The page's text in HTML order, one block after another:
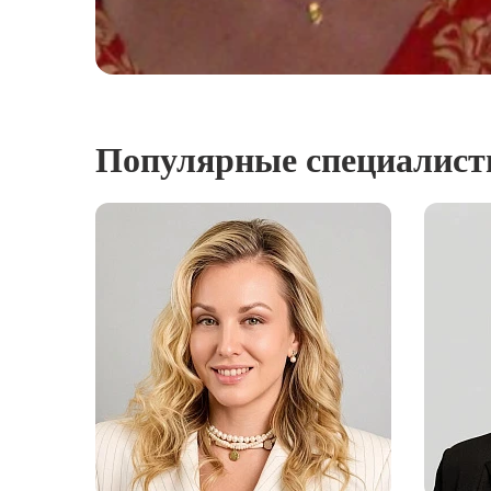
Популярные